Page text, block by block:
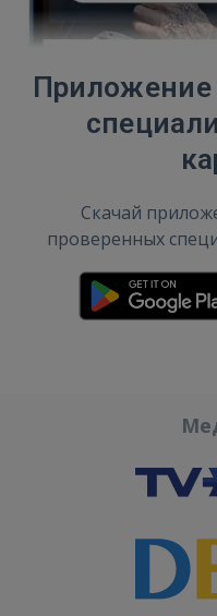
Приложение
Скачай
проверенных